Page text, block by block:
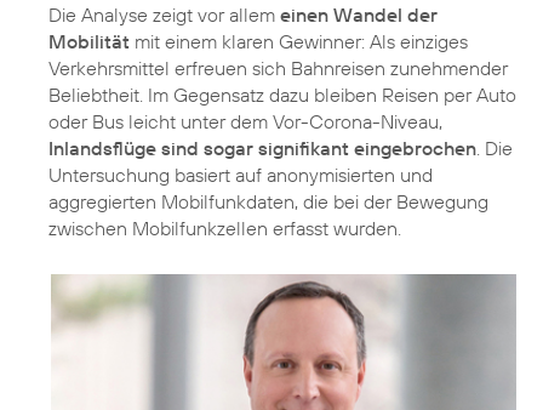
Die Analyse zeigt vor allem einen Wandel der
Mobilität mit einem klaren Gewinner: Als einziges
Verkehrsmittel erfreuen sich Bahnreisen zunehmender
Beliebtheit. Im Gegensatz dazu bleiben Reisen per Auto
oder Bus leicht unter dem Vor-Corona-Niveau,
Inlandsflüge sind sogar signifikant eingebrochen . Die
Untersuchung basiert auf anonymisierten und
aggregierten Mobilfunkdaten, die bei der Bewegung
zwischen Mobilfunkzellen erfasst wurden.